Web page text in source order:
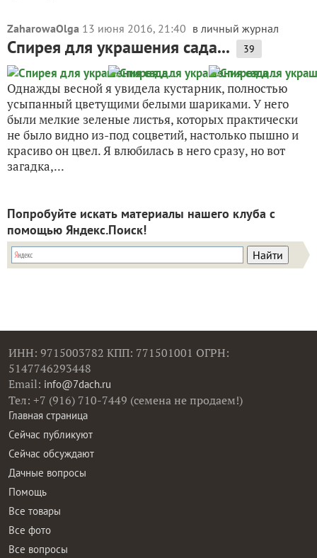
ZaharowaOlga 13 июня 2016, 21:40 в личный журнал
Спирея для украшения сада... 39
Однажды весной я увидела кустарник, полностью
усыпанный цветущими белыми шариками. У него
были мелкие зеленые листья, которых практически
не было видно из-под соцветий, настолько пышно и
красиво он цвел. Я влюбилась в него сразу, но вот
загадка,...
Попробуйте искать материалы нашего клуба с
помощью Яндекс.Поиск!
ИНН: 9715003782 КПП: 771501001 ОГРН:
5147746293448
Email: info@7dach.ru
Тел: +7 (916) 710-7449 (семена не продаем!)
Главная страница
Сейчас публикуют
Сейчас обсуждают
Дачные вопросы
Помощь
Все товары
Все фото
Все вопросы